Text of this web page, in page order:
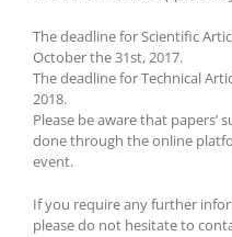
The deadline for Scientific
October the 31st, 2017.
The deadline for Technical
2018.
Please be aware that papers’
done through the online
event.
If you require any further
please do not hesitate to